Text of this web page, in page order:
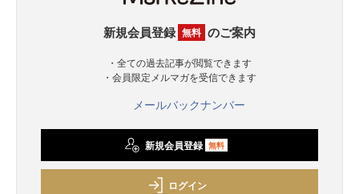
新規会員登録 無料 のご案内
・全ての過去記事が閲覧できます
・会員限定メルマガを受信できます
メールバックナンバー
新規会員登録 無料
ログイン